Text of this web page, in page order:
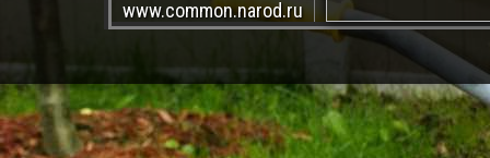
www.common.narod.ru